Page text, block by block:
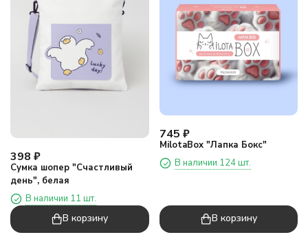
398 ₽
Сумка шопер "Счастливый
день", белая
В наличии 11 шт.
В корзину
745 ₽
MilotaBox "Лапка Бокс"
В наличии 124 шт.
В корзину